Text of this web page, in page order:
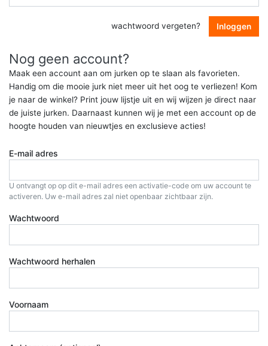
wachtwoord vergeten? Inloggen
Nog geen account?
Maak een account aan om jurken op te slaan als favorieten.
Handig om die mooie jurk niet meer uit het oog te verliezen! Kom
je naar de winkel? Print jouw lijstje uit en wij wijzen je direct naar
de juiste jurken. Daarnaast kunnen wij je met een account op de
hoogte houden van nieuwtjes en exclusieve acties!
E-mail adres
U ontvangt op op dit e-mail adres een activatie-code om uw account te
activeren. Uw e-mail adres zal niet openbaar zichtbaar zijn.
Wachtwoord
Wachtwoord herhalen
Voornaam